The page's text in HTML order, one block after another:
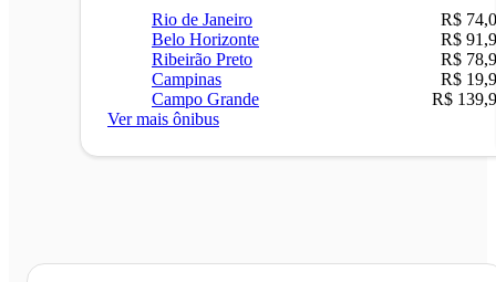
Rio de Janeiro
R$
Belo Horizonte
R$
Ribeirão Preto
R$
Campinas
R$
Campo Grande
R$
Ver mais ônibus